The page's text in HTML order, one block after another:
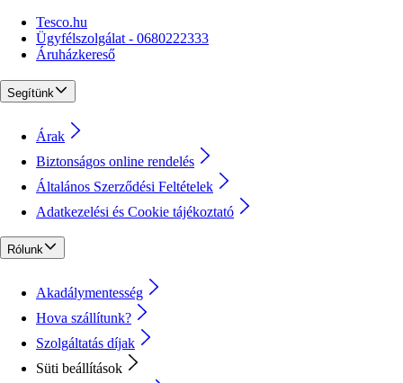
Tesco.hu
Ügyfélszolgálat - 0680222333
Áruházkereső
Segítünk
Árak
Biztonságos online rendelés
Általános Szerződési Feltételek
Adatkezelési és Cookie tájékoztató
Rólunk
Akadálymentesség
Hova szállítunk?
Szolgáltatás díjak
Süti beállítások